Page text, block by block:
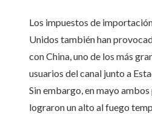
Los impuestos de
Unidos también han
con China, uno de los más
usuarios del canal junto a
Sin embargo, en mayo ambos
lograron un alto al fuego